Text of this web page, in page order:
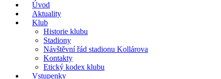
Úvod
Aktuality
Klub
Historie klubu
Stadiony
Návštěvní řád stadionu Kollárova
Kontakty
Etický kodex klubu
Vstupenky